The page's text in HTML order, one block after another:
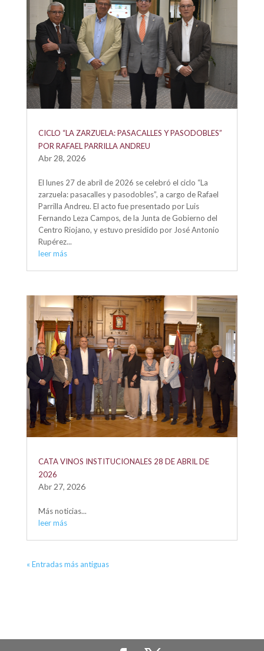
CICLO “LA ZARZUELA: PASACALLES Y PASODOBLES”
POR RAFAEL PARRILLA ANDREU
Abr 28, 2026
El lunes 27 de abril de 2026 se celebró el ciclo “La
zarzuela: pasacalles y pasodobles”, a cargo de Rafael
Parrilla Andreu. El acto fue presentado por Luis
Fernando Leza Campos, de la Junta de Gobierno del
Centro Riojano, y estuvo presidido por José Antonio
Rupérez...
leer más
CATA VINOS INSTITUCIONALES 28 DE ABRIL DE
2026
Abr 27, 2026
Más noticias...
leer más
« Entradas más antiguas